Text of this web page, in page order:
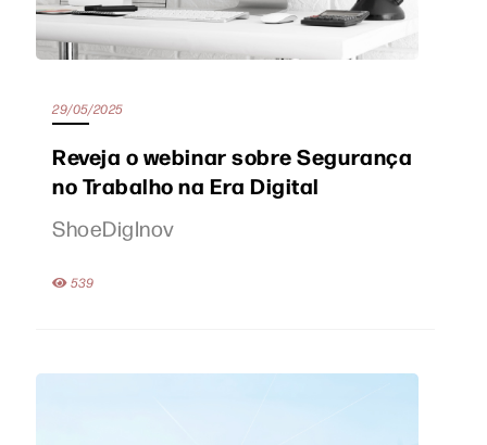
29/05/2025
Reveja o webinar sobre Segurança
no Trabalho na Era Digital
ShoeDigInov
539